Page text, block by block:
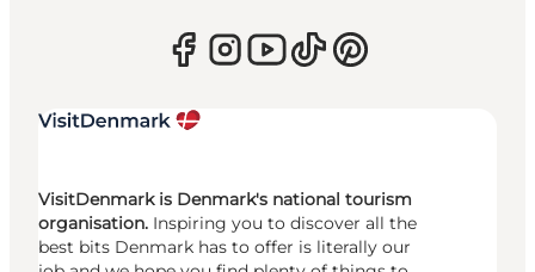
VisitDenmark is Denmark's national tourism
organisation. Inspiring you to discover all the
best bits Denmark has to offer is literally our